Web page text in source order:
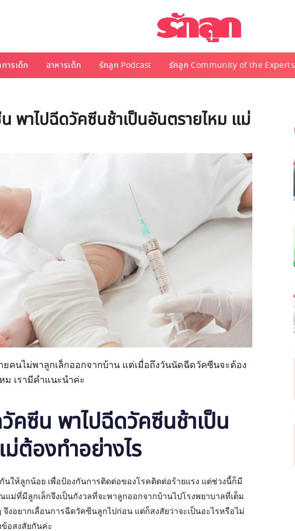
ารเด็ก อาหารเด็ก รักลูก Podcast รักลูก Community of the Experts
พาไปฉีดวัคซีนช้าเป็นอันตรายไหม แม่
คนไม่พาลูกเล็กออกจากบ้าน แต่เมื่อถึงวันนัดฉีดวัคซีนจะต้อง
ม เรามีคำแนะนำค่ะ
คซีน พาไปฉีดวัคซีนช้าเป็น
ต้องทำอย่างไร
ให้ลูกน้อย เพื่อป้องกันการติดต่อของโรคติดต่อร้ายแรง แต่ช่วงนี้ก็มี
ม่ที่มีลูกเล็กจึงเป็นกังวลที่จะพาลูกออกจากบ้านไปโรงพยาบาลที่เต็ม
จึงอยากเลื่อนการฉีดวัคซีนลูกไปก่อน แต่ก็สงสัยว่าจะเป็นอะไรหรือไม่
ข้อสงสัยกันค่ะ